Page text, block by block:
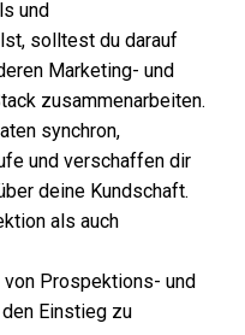
und
solltest du darauf
Marketing- und
zusammenarbeiten.
synchron,
und verschaffen dir
deine Kundschaft.
als auch
Prospektions- und
den Einstieg zu